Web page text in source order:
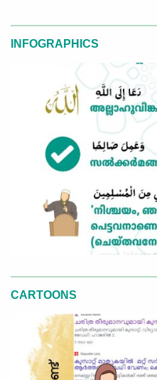
INFOGRAPHICS
CARTOONS